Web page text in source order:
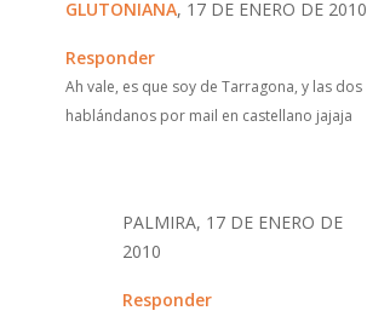
GLUTONIANA, 17 DE ENERO DE 2010
Responder
Ah vale, es que soy de Tarragona, y las dos
hablándanos por mail en castellano jajaja
PALMIRA, 17 DE ENERO DE
2010
Responder